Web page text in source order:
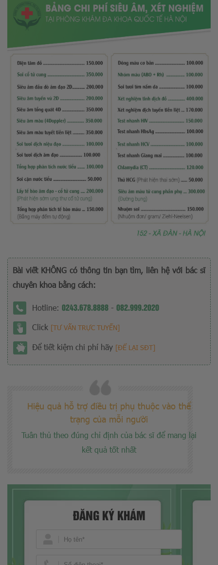
Bài viết KHÔNG có thông tin bạn tìm, liên hệ với bác sĩ
chuyên khoa bằng cách:
Hotline: 0243.678.8888 - 082.999.2020
Click [TƯ VẤN TRỰC TUYẾN]
Để tiết kiệm chi phí hãy [ĐỂ LẠI SĐT]
Hiệu quả hỗ trợ điều trị phụ thuộc vào thể
trạng của mỗi người
Tuân thủ theo đúng chỉ định của bác sĩ để mang lại
kết quả tốt nhất
ĐĂNG KÝ KHÁM